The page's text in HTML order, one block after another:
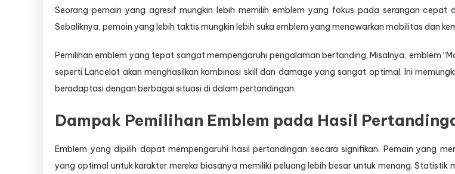
Seorang pemain yang agresif mungkin lebih memilih emblem yang fokus pada serangan cepat
Sebaliknya, pemain yang lebih taktis mungkin lebih suka emblem yang menawarkan mobilitas dan
Pemilihan emblem yang tepat sangat mempengaruhi pengalaman bertanding. Misalnya, emblem
seperti Lancelot akan menghasilkan kombinasi skill dan damage yang sangat optimal. Ini
beradaptasi dengan berbagai situasi di dalam pertandingan.
Dampak Pemilihan Emblem pada Hasil
Emblem yang dipilih dapat mempengaruhi hasil pertandingan secara signifikan. Pemain yang
yang optimal untuk karakter mereka biasanya memiliki peluang lebih besar untuk menang. Statistik